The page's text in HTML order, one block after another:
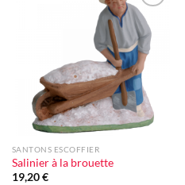
Ajouter
à la liste
d'envie
SANTONS ESCOFFIER
Salinier à la brouette
19,20€